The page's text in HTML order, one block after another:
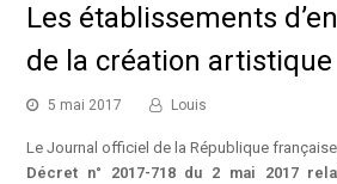
Les établissements
de la création artistique
5 mai 2017 Louis
Le Journal officiel de la République
Décret n° 2017-718 du 2 mai 2017